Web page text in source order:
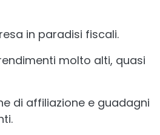
in paradisi fiscali.
molto alti, quasi
di affiliazione e guadagni